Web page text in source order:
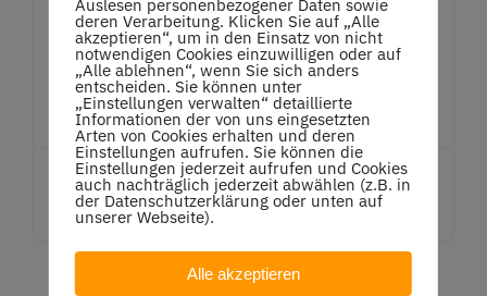
Wahr Geworden
11Alle drei Topp-Mannschaften des TCO
haben Siege […]
mehr erfahren
Auslesen personenbezogener Daten sowie
deren Verarbeitung. Klicken Sie auf „Alle
akzeptieren“, um in den Einsatz von nicht
notwendigen Cookies einzuwilligen oder auf
„Alle ablehnen“, wenn Sie sich anders
entscheiden. Sie können unter
„Einstellungen verwalten“ detaillierte
Informationen der von uns eingesetzten
Arten von Cookies erhalten und deren
Einstellungen aufrufen. Sie können die
Einstellungen jederzeit aufrufen und Cookies
auch nachträglich jederzeit abwählen (z.B. in
der Datenschutzerklärung oder unten auf
unserer Webseite).
Alle akzeptieren